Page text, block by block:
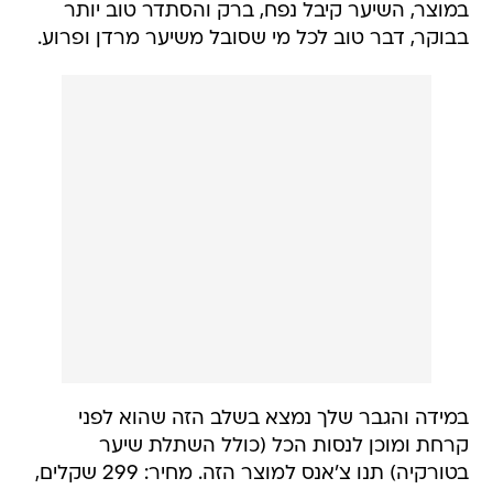
במוצר, השיער קיבל נפח, ברק והסתדר טוב יותר
בבוקר, דבר טוב לכל מי שסובל משיער מרדן ופרוע.
במידה והגבר שלך נמצא בשלב הזה שהוא לפני
קרחת ומוכן לנסות הכל (כולל השתלת שיער
בטורקיה) תנו צ'אנס למוצר הזה. מחיר: 299 שקלים,